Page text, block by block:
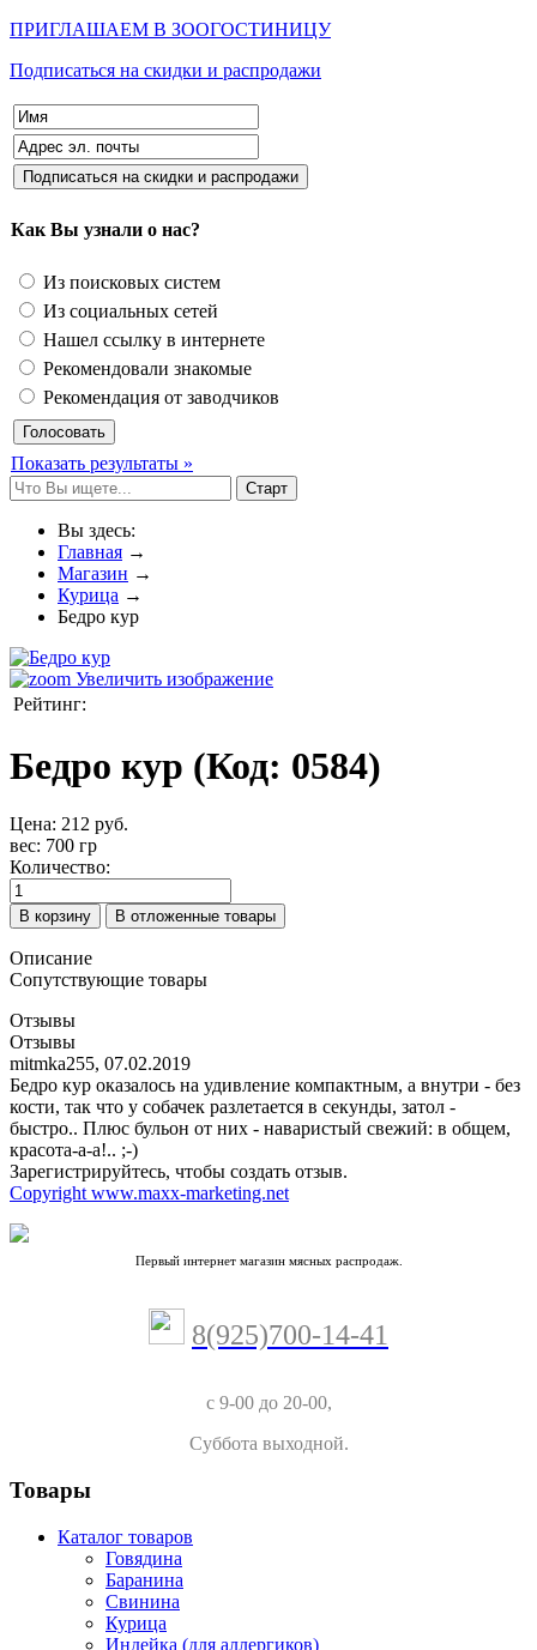
ПРИГЛАШАЕМ В ЗООГОСТИНИЦУ
Подписаться на скидки и распродажи
Как Вы узнали о нас?
Из поисковых систем
Из социальных сетей
Нашел ссылку в интернете
Рекомендовали знакомые
Рекомендация от заводчиков
Показать результаты »
Вы здесь:
Главная →
Магазин →
Курица →
Бедро кур
Увеличить изображение
Рейтинг:
Бедро кур (Код: 0584)
Цена: 212 руб.
вес: 700 гр
Количество:
Описание
Сопутствующие товары
Отзывы
Отзывы
mitmka255, 07.02.2019
Бедро кур оказалось на удивление компактным, а внутри - без
кости, так что у собачек разлетается в секунды, затол -
быстро.. Плюс бульон от них - наваристый свежий: в общем,
красота-а-а!.. ;-)
Зарегистрируйтесь, чтобы создать отзыв.
Copyright www.maxx-marketing.net
Первый интернет магазин мясных распродаж.
8(925)700-14-41
с 9-00 до 20-00,
Суббота выходной.
Товары
Каталог товаров
Говядина
Баранина
Свинина
Курица
Индейка (для аллергиков)